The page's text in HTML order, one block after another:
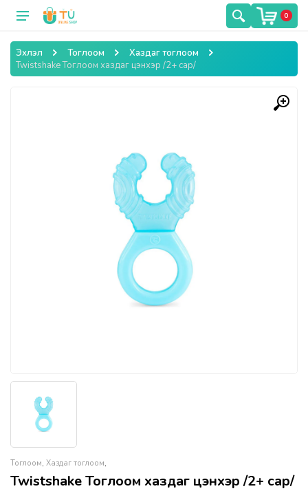
0
Эхлэл Тоглоом
Хаздаг тоглоом
Twistshake Тоглоом хаздаг цэнхэр /2+ сар/
Тоглоом, Хаздаг тоглоом,
Twistshake Тоглоом хаздаг цэнхэр /2+ сар/